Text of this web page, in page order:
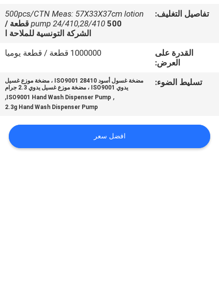
مراقبة
اطلب
تفاصيل التغليف:
500pcs/CTN Meas: 57X33X37cm lotion
pump 24/410,28/410500 قطعة /
الشركة التونسية للملاحة ا
القدرة على
العرض:
1000000 قطعة / قطعة يوميا
تسليط الضوء:
مضخة غسول أسود ISO9001 28410 ، مضخة موزع غسيل
يدوي ISO9001 ، مضخة موزع غسيل يدوي 2.3 جرام
,
ISO9001 Hand Wash Dispenser Pump
,
2.3g Hand Wash Dispenser Pump
افضل سعر